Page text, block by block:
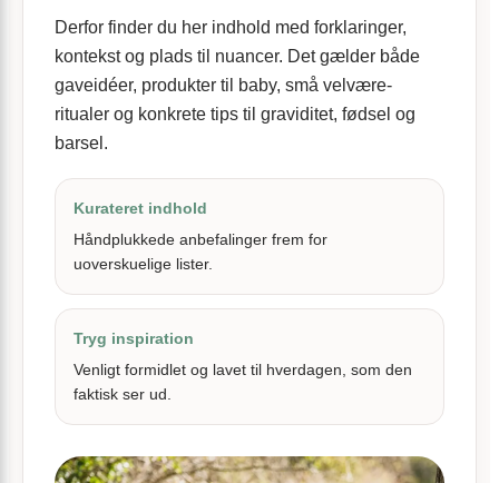
Derfor finder du her indhold med forklaringer,
kontekst og plads til nuancer. Det gælder både
gaveidéer, produkter til baby, små velvære-
ritualer og konkrete tips til graviditet, fødsel og
barsel.
Kurateret indhold
Håndplukkede anbefalinger frem for
uoverskuelige lister.
Tryg inspiration
Venligt formidlet og lavet til hverdagen, som den
faktisk ser ud.